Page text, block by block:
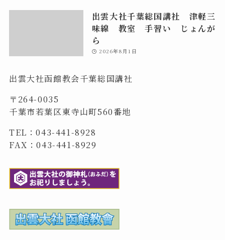
出雲大社千葉総国講社 津軽三
味線 教室 手習い じょんが
ら
2026年8月1日
出雲大社函館教会千葉総国講社
〒264-0035
千葉市若葉区東寺山町560番地
TEL：043-441-8928
FAX：043-441-8929